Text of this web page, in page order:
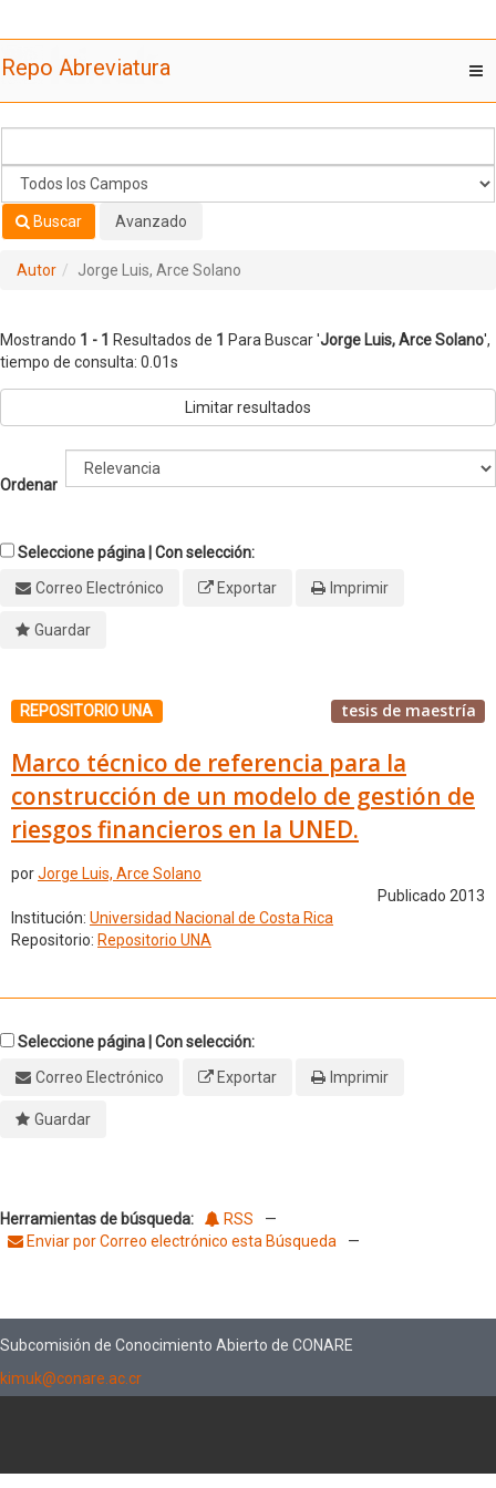
Repo Abreviatura
Buscar Avanzado
Autor Jorge Luis, Arce Solano
Mostrando 1 - 1 Resultados de 1 Para Buscar 'Jorge Luis, Arce Solano',
tiempo de consulta: 0.01s
Limitar resultados
Ordenar
Seleccione página | Con selección:
Correo Electrónico
Exportar Imprimir
Guardar
REPOSITORIO UNA tesis de maestría
Marco técnico de referencia para la
construcción de un modelo de gestión de
riesgos financieros en la UNED.
porJorge Luis, Arce Solano
Publicado 2013
Institución: Universidad Nacional de Costa Rica
Repositorio: Repositorio UNA
Seleccione página | Con selección:
Correo Electrónico
Exportar Imprimir
Guardar
Herramientas de búsqueda: RSS
—
Enviar por Correo electrónico esta Búsqueda
—
Subcomisión de Conocimiento Abierto de CONARE
kimuk@conare.ac.cr